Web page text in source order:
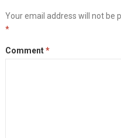
Your email address will not be
*
Comment*